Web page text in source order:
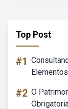
Top Post
#1
#2 O